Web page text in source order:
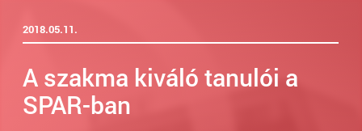
2018.05.11.
A szakma kiváló tanulói a
SPAR-ban